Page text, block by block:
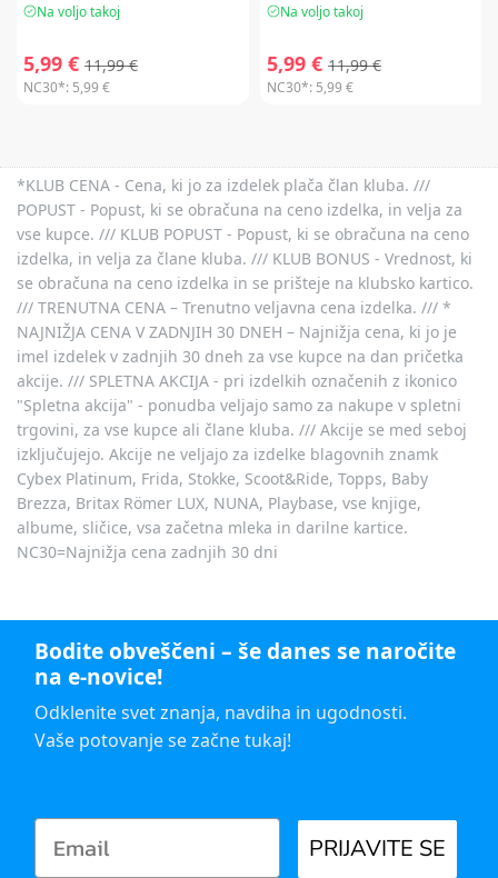
Na voljo takoj
5,99 € 11,99 €
NC30*: 5,99 €
Na voljo takoj
5,99 € 11,99 €
NC30*: 5,99 €
*KLUB CENA - Cena, ki jo za izdelek plača član kluba. ///
POPUST - Popust, ki se obračuna na ceno izdelka, in velja za
vse kupce. /// KLUB POPUST - Popust, ki se obračuna na ceno
izdelka, in velja za člane kluba. /// KLUB BONUS - Vrednost, ki
se obračuna na ceno izdelka in se prišteje na klubsko kartico.
/// TRENUTNA CENA – Trenutno veljavna cena izdelka. /// *
NAJNIŽJA CENA V ZADNJIH 30 DNEH – Najnižja cena, ki jo je
imel izdelek v zadnjih 30 dneh za vse kupce na dan pričetka
akcije. /// SPLETNA AKCIJA - pri izdelkih označenih z ikonico
"Spletna akcija" - ponudba veljajo samo za nakupe v spletni
trgovini, za vse kupce ali člane kluba. /// Akcije se med seboj
izključujejo. Akcije ne veljajo za izdelke blagovnih znamk
Cybex Platinum, Frida, Stokke, Scoot&Ride, Topps, Baby
Brezza, Britax Römer LUX, NUNA, Playbase, vse knjige,
albume, sličice, vsa začetna mleka in darilne kartice.
NC30=Najnižja cena zadnjih 30 dni
Bodite obveščeni – še danes se naročite
na e-novice!
Odklenite svet znanja, navdiha in ugodnosti.
Vaše potovanje se začne tukaj!
PRIJAVITE SE